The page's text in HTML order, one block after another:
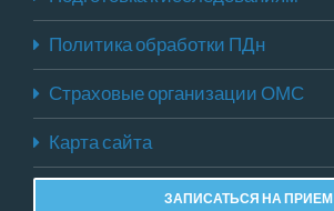
Политика обработки ПДн
Страховые организации ОМС
Карта сайта
ЗАПИСАТЬСЯ НА ПРИЕМ